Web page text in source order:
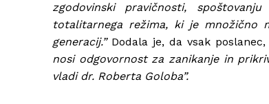
zgodovinski pravičnosti,
totalitarnega režima, ki je množično
generacij.” Dodala je, da vsak
nosi odgovornost za zanikanje in
vladi dr. Roberta Goloba”.